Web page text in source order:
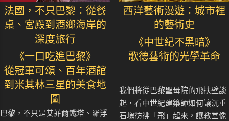
法國，不只巴黎：從餐
桌、宮殿到酒鄉海岸的
深度旅行
《一口吃進巴黎》
從冠軍可頌、百年酒館
到米其林三星的美食地
圖
巴黎，不只是艾菲爾鐵塔、羅浮
西洋藝術漫遊：城市裡
的藝術史
《中世紀不黑暗》
歌德藝術的光學革命
我們將從巴黎聖母院的飛扶壁談
起，看中世紀建築師如何讓沉重
石塊彷彿「飛」起來，讓教堂像